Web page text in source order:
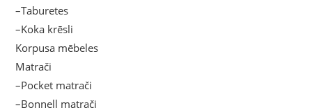
–Taburetes
–Koka krēsli
Korpusa mēbeles
Matrači
–Pocket matrači
–Bonnell matrači